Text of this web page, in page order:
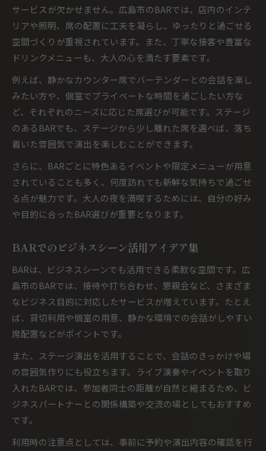
サービスが欠かせません。広島市のBARでは、店内のインテ
リアや照明、席の配置に工夫を凝らし、ゆったりと過ごせる
空間づくりが重視されています。また、丁寧な接客や豊富な
ドリンクメニューも、大人の心を満たす要素です。
例えば、静かなカウンター席でバーテンダーとの会話を楽し
みたい方や、個室でプライベートな時間を過ごしたい方な
ど、それぞれのニーズに応じた席選びが可能です。ステージ
のあるBARでも、ステージから少し離れた席を選べば、落ち
着いた雰囲気で演出を楽しむことができます。
さらに、BARごとに特色あるイベントや限定メニューが用意
されていることも多く、何度訪れても新鮮な気持ちで過ごせ
る点が魅力です。大人の夜を満喫するためには、自分の好み
や目的に合ったBAR選びが重要となります。
BARでのビジネスシーン活用アイデア集
BARは、ビジネスシーンでも活用できる柔軟な空間です。広
島市のBARでは、接待や打ち合わせ、懇親会など、さまざま
なビジネス目的に対応したサービスが増えています。たとえ
ば、貸切利用や個室の用意、静かな環境での会話がしやすい
席配置などがポイントです。
また、ステージ演出を活用することで、会話のきっかけや場
の雰囲気作りにも役立ちます。ライブ演奏やイベントを取り
入れたBARでは、参加者同士の距離が自然と縮まるため、ビ
ジネスパートナーとの関係構築や交流の場としてもおすすめ
です。
利用時の注意点としては、事前に予約や演出内容の確認を行